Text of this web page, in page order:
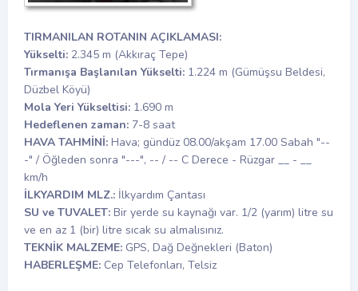
TIRMANILAN ROTANIN AÇIKLAMASI:
Yükselti: 2.345 m (Akkıraç Tepe)
Tırmanışa Başlanılan Yükselti: 1.224 m (Gümüşsu Beldesi,
Düzbel Köyü)
Mola Yeri Yükseltisi: 1.690 m
Hedeflenen zaman: 7-8 saat
HAVA TAHMİNİ: Hava; gündüz 08.00/akşam 17.00 Sabah "--
-" / Öğleden sonra "---", -- / -- C Derece - Rüzgar __ - __
km/h
İLKYARDIM MLZ.: İlkyardım Çantası
SU ve TUVALET: Bir yerde su kaynağı var. 1/2 (yarım) litre su
ve en az 1 (bir) litre sıcak su almalısınız.
TEKNİK MALZEME: GPS, Dağ Değnekleri (Baton)
HABERLEŞME: Cep Telefonları, Telsiz